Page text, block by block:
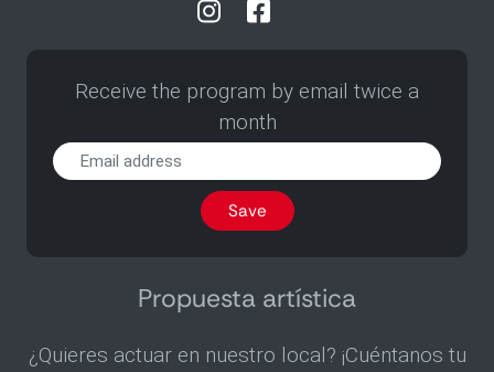
Receive the program by email twice a
month
program
by
month
Save
Propuesta artística
¿Quieres actuar en nuestro local? ¡Cuéntanos tu